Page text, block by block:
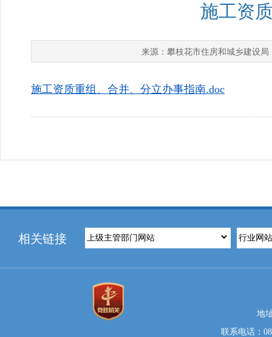
施工资
来源： 攀枝花市住房和城乡建设局
施工资质重组、合并、分立办事指南.doc
相关链接
地
联系电话：